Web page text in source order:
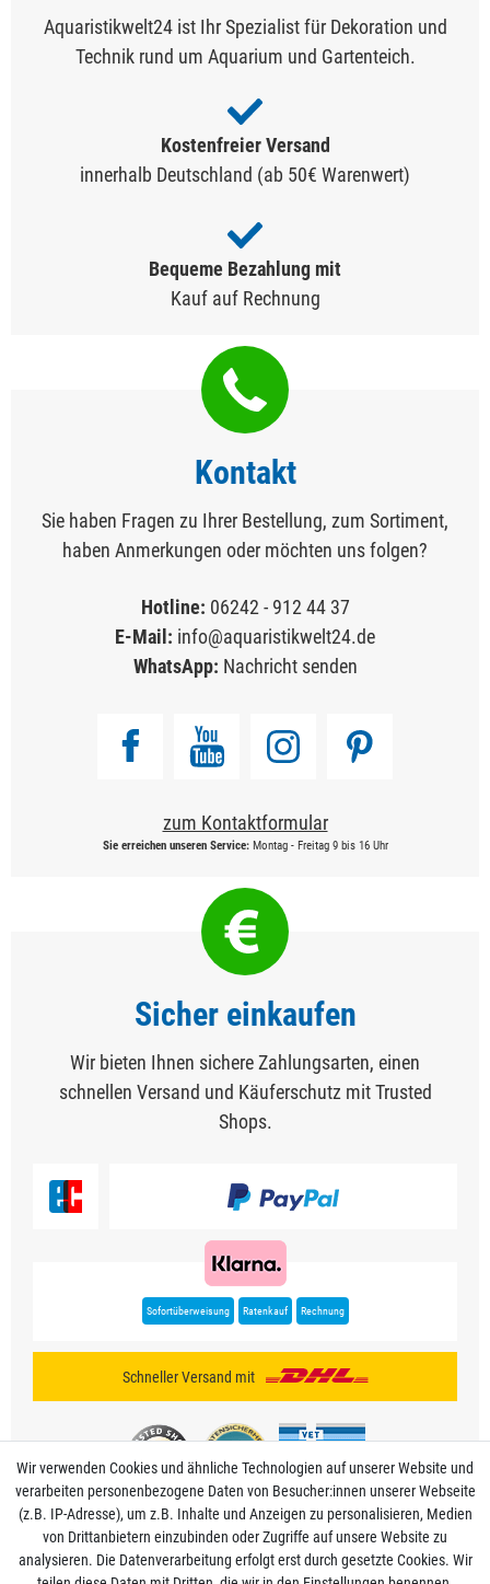
Aquaristikwelt24 ist Ihr Spezialist für Dekoration und
Technik rund um Aquarium und Gartenteich.
Kostenfreier Versand
innerhalb Deutschland (ab 50€ Warenwert)
Bequeme Bezahlung mit
Kauf auf Rechnung
Kontakt
Sie haben Fragen zu Ihrer Bestellung, zum Sortiment,
haben Anmerkungen oder möchten uns folgen?
Hotline: 06242 - 912 44 37
E-Mail: info@aquaristikwelt24.de
WhatsApp: Nachricht senden
zum Kontaktformular
Sie erreichen unseren Service:Montag - Freitag 9 bis 16 Uhr
Sicher einkaufen
Wir bieten Ihnen sichere Zahlungsarten, einen
schnellen Versand und Käuferschutz mit Trusted
Shops.
Sofortüberweisung Ratenkauf Rechnung
Schneller Versand mit
Mein Konto
Wir verwenden Cookies und ähnliche Technologien auf unserer Website und
verarbeiten personenbezogene Daten von Besucher:innen unserer Webseite
(z.B. IP-Adresse), um z.B. Inhalte und Anzeigen zu personalisieren, Medien
von Drittanbietern einzubinden oder Zugriffe auf unsere Website zu
analysieren. Die Datenverarbeitung erfolgt erst durch gesetzte Cookies. Wir